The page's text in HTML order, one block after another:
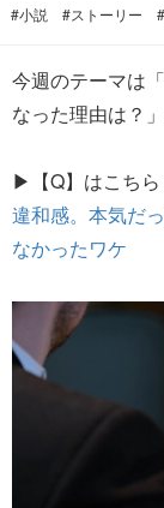
#小説
#ストーリー
今週のテーマは
なった理由は？
▶【Q】はこちら
違和感。本気だ
なかったワケ